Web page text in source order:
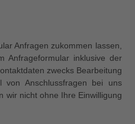
Anfragen zukommen lassen,
Anfrageformular inklusive der
zwecks Bearbeitung
Anschlussfragen bei uns
wir nicht ohne Ihre Einwilligung